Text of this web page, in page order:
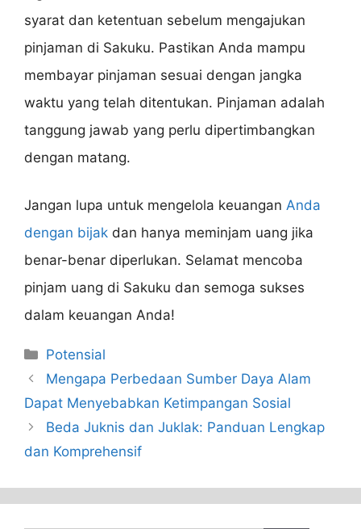
syarat dan ketentuan sebelum mengajukan
pinjaman di Sakuku. Pastikan Anda mampu
membayar pinjaman sesuai dengan jangka
waktu yang telah ditentukan. Pinjaman adalah
tanggung jawab yang perlu dipertimbangkan
dengan matang.
Jangan lupa untuk mengelola keuangan Anda
dengan bijak dan hanya meminjam uang jika
benar-benar diperlukan. Selamat mencoba
pinjam uang di Sakuku dan semoga sukses
dalam keuangan Anda!
Categories
Potensial
Mengapa Perbedaan Sumber Daya Alam
Dapat Menyebabkan Ketimpangan Sosial
Beda Juknis dan Juklak: Panduan Lengkap
dan Komprehensif